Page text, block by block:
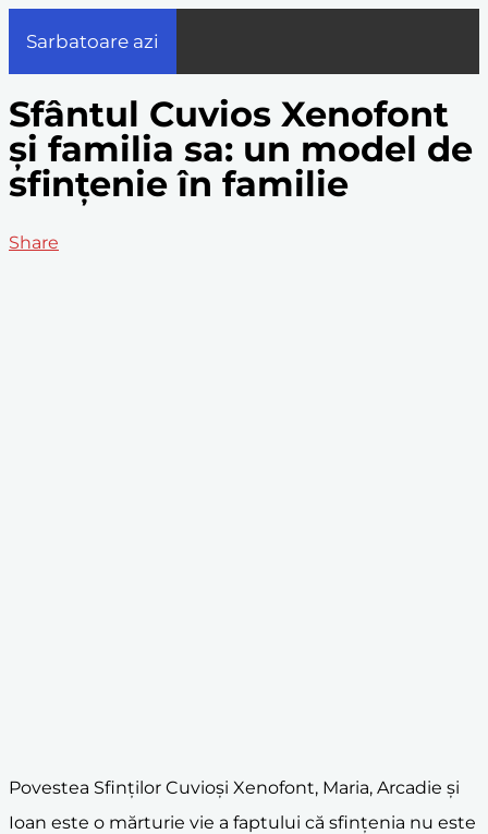
Sarbatoare azi
Sfântul Cuvios Xenofont
și familia sa: un model de
sfințenie în familie
Share
Povestea Sfinților Cuvioși Xenofont, Maria, Arcadie și
Ioan este o mărturie vie a faptului că sfințenia nu este